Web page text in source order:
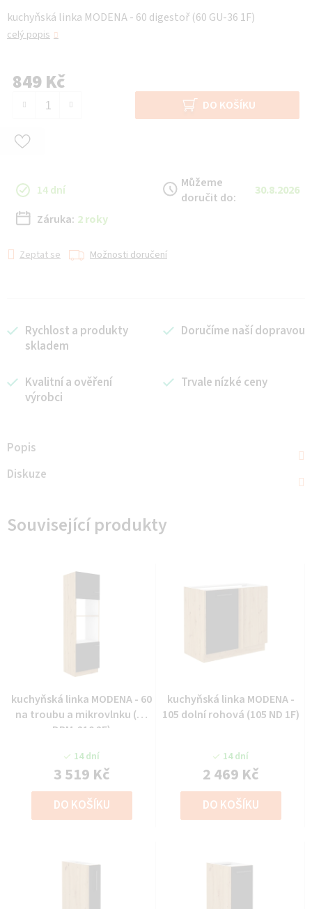
kuchyňská linka MODENA - 60 digestoř (60 GU-36 1F)
celý popis
849 Kč
DO KOŠÍKU
14 dní
Můžeme
doručit do:
30.8.2026
Záruka: 2 roky
Zeptat se Možnosti doručení
Rychlost a produkty
skladem
Doručíme naší dopravou
Kvalitní a ověření
výrobci
Trvale nízké ceny
Popis
Diskuze
Související produkty
kuchyňská linka MODENA - 60
na troubu a mikrovlnku (60
DPM-210 2F)
14 dní
3 519 Kč
DO KOŠÍKU
kuchyňská linka MODENA -
105 dolní rohová (105 ND 1F)
14 dní
2 469 Kč
DO KOŠÍKU